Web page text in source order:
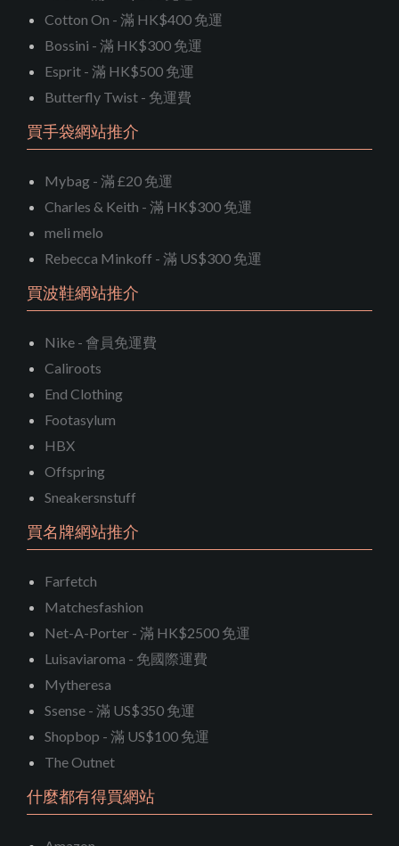
Cotton On - 滿 HK$400 免運
Bossini - 滿 HK$300 免運
Esprit - 滿 HK$500 免運
Butterfly Twist - 免運費
買手袋網站推介
Mybag - 滿 £20 免運
Charles & Keith - 滿 HK$300 免運
meli melo
Rebecca Minkoff - 滿 US$300 免運
買波鞋網站推介
Nike - 會員免運費
Caliroots
End Clothing
Footasylum
HBX
Offspring
Sneakersnstuff
買名牌網站推介
Farfetch
Matchesfashion
Net-A-Porter - 滿 HK$2500 免運
Luisaviaroma - 免國際運費
Mytheresa
Ssense - 滿 US$350 免運
Shopbop - 滿 US$100 免運
The Outnet
什麼都有得買網站